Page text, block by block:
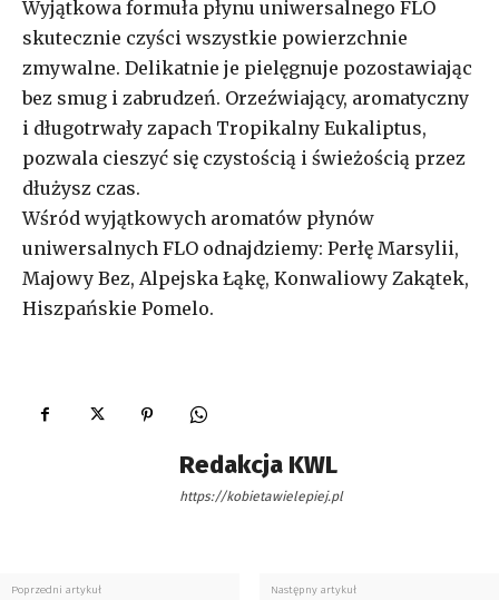
Wyjątkowa formuła płynu uniwersalnego FLO
skutecznie czyści wszystkie powierzchnie
zmywalne. Delikatnie je pielęgnuje pozostawiając
bez smug i zabrudzeń. Orzeźwiający, aromatyczny
i długotrwały zapach Tropikalny Eukaliptus,
pozwala cieszyć się czystością i świeżością przez
dłużysz czas.
Wśród wyjątkowych aromatów płynów
uniwersalnych FLO odnajdziemy: Perłę Marsylii,
Majowy Bez, Alpejska Łąkę, Konwaliowy Zakątek,
Hiszpańskie Pomelo.
Redakcja KWL
https://kobietawielepiej.pl
Poprzedni artykuł Następny artykuł